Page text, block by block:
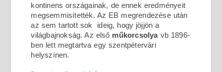
kontinens országainak, de ennek eredményeit
megsemmisítették. Az EB megrendezése után
az sem tartott sok ideig, hogy jöjjön a
világbajnokság. Az első műkorcsolyavb 1896-
ben lett megtartva egy szentpétervári
helyszínen.